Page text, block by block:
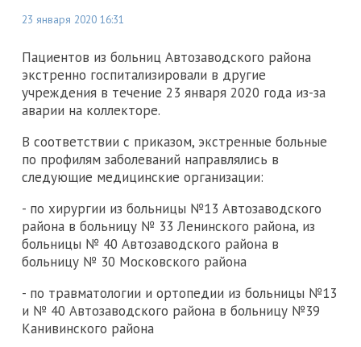
23 января 2020 16:31
Пациентов из больниц Автозаводского района
экстренно госпитализировали в другие
учреждения в течение 23 января 2020 года из-за
аварии на коллекторе.
В соответствии с приказом, экстренные больные
по профилям заболеваний направлялись в
следующие медицинские организации:
- по хирургии из больницы №13 Автозаводского
района в больницу № 33 Ленинского района, из
больницы № 40 Автозаводского района в
больницу № 30 Московского района
- по травматологии и ортопедии из больницы №13
и № 40 Автозаводского района в больницу №39
Канивинского района